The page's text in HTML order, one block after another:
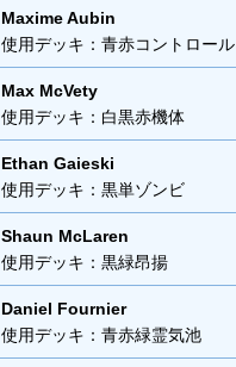
Maxime Aubin
使用デッキ：青赤コントロール
Max McVety
使用デッキ：白黒赤機体
Ethan Gaieski
使用デッキ：黒単ゾンビ
Shaun McLaren
使用デッキ：黒緑昂揚
Daniel Fournier
使用デッキ：青赤緑霊気池